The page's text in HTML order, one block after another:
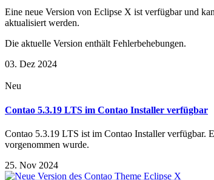
Eine neue Version von Eclipse X ist verfügbar und
aktualisiert werden.
Die aktuelle Version enthält Fehlerbehebungen.
03. Dez 2024
Neu
Contao 5.3.19 LTS im Contao Installer verfügbar
Contao 5.3.19 LTS ist im Contao Installer verfügbar.
vorgenommen wurde.
25. Nov 2024